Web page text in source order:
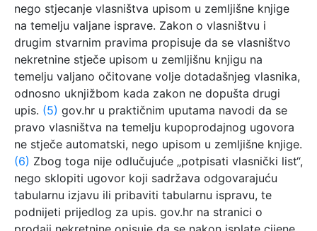
nego stjecanje vlasništva upisom u zemljišne knjige
na temelju valjane isprave. Zakon o vlasništvu i
drugim stvarnim pravima propisuje da se vlasništvo
nekretnine stječe upisom u zemljišnu knjigu na
temelju valjano očitovane volje dotadašnjeg vlasnika,
odnosno uknjižbom kada zakon ne dopušta drugi
upis. (5) gov.hr u praktičnim uputama navodi da se
pravo vlasništva na temelju kupoprodajnog ugovora
ne stječe automatski, nego upisom u zemljišne knjige.
(6) Zbog toga nije odlučujuće „potpisati vlasnički list“,
nego sklopiti ugovor koji sadržava odgovarajuću
tabularnu izjavu ili pribaviti tabularnu ispravu, te
podnijeti prijedlog za upis. gov.hr na stranici o